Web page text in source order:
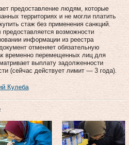
предоставление людям, которые
территориях и не могли платить
стаж без применения санкций.
возможности
информации из реестра
отменяет обязательную
временно перемещенных лиц для
выплату задолженности
(сейчас действует лимит — 3 года).
Кулеба